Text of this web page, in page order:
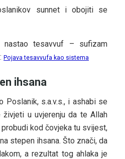
sunnet i obojiti se
tesavvuf – sufizam
Pojava tesavvufa kao sistema
ihsana
Poslanik, s.a.v.s., i ashabi se
živjeti u uvjerenju da te Allah
kod čovjeka tu svijest,
stepen ihsana. Što znači, da
a rezultat tog ahlaka je